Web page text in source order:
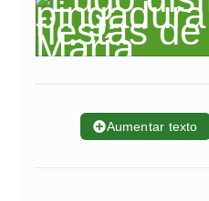
➕Aumentar texto